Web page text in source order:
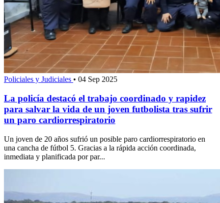
Policiales y Judiciales • 04 Sep 2025
La policía destacó el trabajo coordinado y rapidez
para salvar la vida de un joven futbolista tras sufrir
un paro cardiorrespiratorio
Un joven de 20 años sufrió un posible paro cardiorrespiratorio en
una cancha de fútbol 5. Gracias a la rápida acción coordinada,
inmediata y planificada por par...